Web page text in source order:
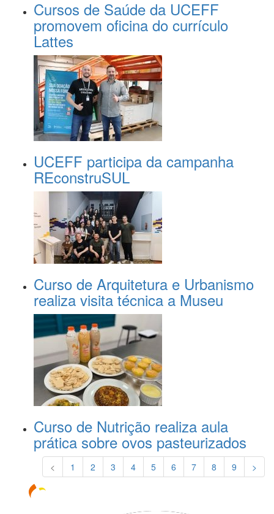
Cursos de Saúde da UCEFF
promovem oficina do currículo
Lattes
UCEFF participa da campanha
REconstruSUL
Curso de Arquitetura e Urbanismo
realiza visita técnica a Museu
Curso de Nutrição realiza aula
prática sobre ovos pasteurizados
< 1 2 3 4 5 6 7 8 9 >